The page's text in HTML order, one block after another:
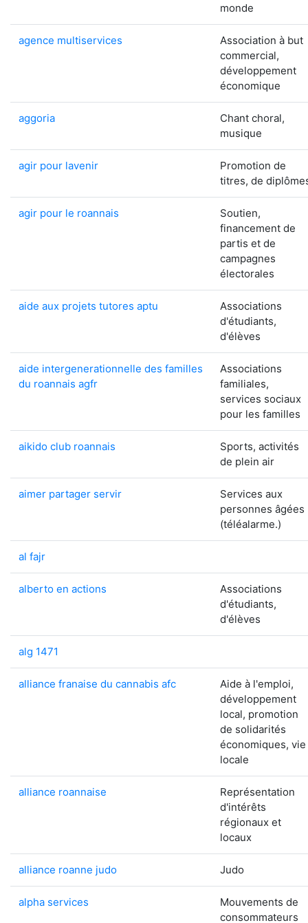
monde
agence multiservices
Association à but
commercial,
développement
économique
aggoria
Chant choral,
musique
agir pour lavenir
Promotion de
titres, de
agir pour le roannais
Soutien,
financement de
partis et de
campagnes
électorales
aide aux projets tutores aptu
Associations
d'étudiants,
d'élèves
aide intergenerationnelle des familles
du roannais agfr
Associations
familiales,
services sociaux
pour les familles
aikido club roannais
Sports, activités
de plein air
aimer partager servir
Services aux
personnes âgées
(téléalarme.)
al fajr
alberto en actions
Associations
d'étudiants,
d'élèves
alg 1471
alliance franaise du cannabis afc
Aide à l'emploi,
développement
local, promotion
de solidarités
économiques, vie
locale
alliance roannaise
Représentation
d'intérêts
régionaux et
locaux
alliance roanne judo Judo
alpha services
Mouvements de
consommateurs